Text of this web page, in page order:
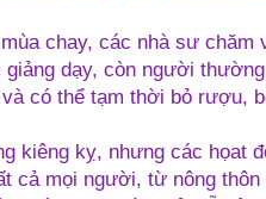
chay, các nhà sư chăm
giảng dạy, còn người
có thể tạm thời bỏ rượu,
kiêng kỵ, nhưng các họat
cả mọi người, từ nông thôn